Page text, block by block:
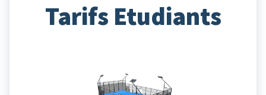
Tarifs Etudiants